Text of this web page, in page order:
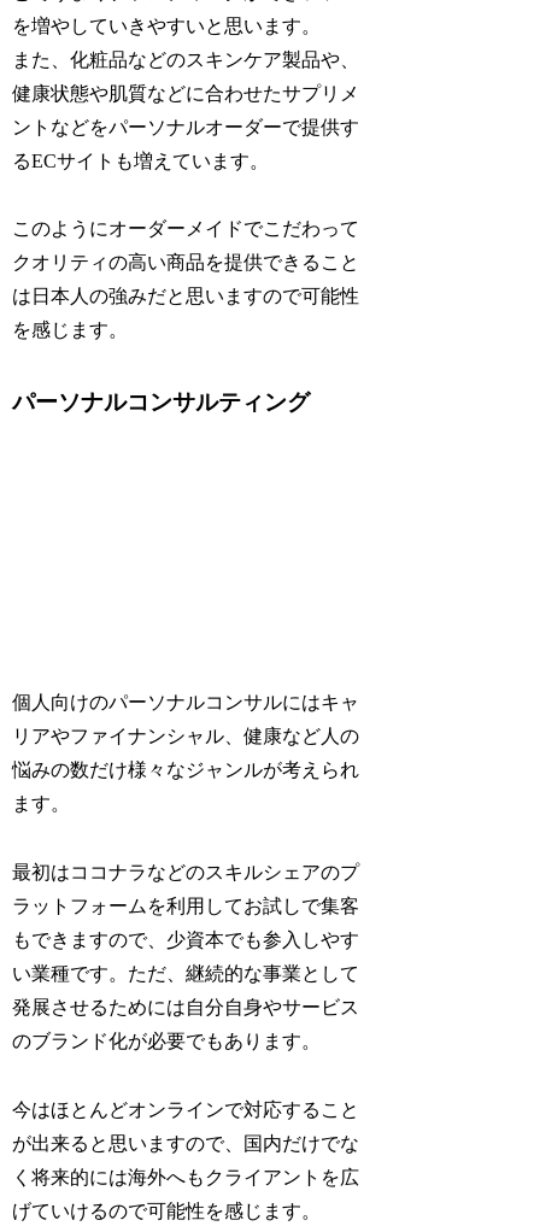
を増やしていきやすいと思います。
また、化粧品などのスキンケア製品や、
健康状態や肌質などに合わせたサプリメ
ントなどをパーソナルオーダーで提供す
るECサイトも増えています。
このようにオーダーメイドでこだわって
クオリティの高い商品を提供できること
は日本人の強みだと思いますので可能性
を感じます。
パーソナルコンサルティング
個人向けのパーソナルコンサルにはキャ
リアやファイナンシャル、健康など人の
悩みの数だけ様々なジャンルが考えられ
ます。
最初はココナラなどのスキルシェアのプ
ラットフォームを利用してお試しで集客
もできますので、少資本でも参入しやす
い業種です。ただ、継続的な事業として
発展させるためには自分自身やサービス
のブランド化が必要でもあります。
今はほとんどオンラインで対応すること
が出来ると思いますので、国内だけでな
く将来的には海外へもクライアントを広
げていけるので可能性を感じます。